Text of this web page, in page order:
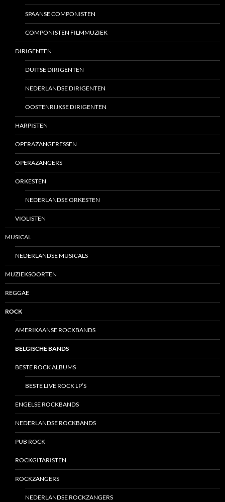
SPAANSE COMPONISTEN
COMPONISTEN FILMMUZIEK
DIRIGENTEN
DUITSE DIRIGENTEN
NEDERLANDSE DIRIGENTEN
OOSTENRIJKSE DIRIGENTEN
HARPISTEN
OPERAZANGERESSEN
OPERAZANGERS
ORKESTEN
NEDERLANDSE ORKESTEN
VIOLISTEN
MUSICAL
NEDERLANDSE MUSICALS
MUZIEKSOORTEN
REGGAE
ROCK
AMERIKAANSE ROCKBANDS
BELGISCHE BANDS
BESTE ROCK ALBUMS
BESTE LIVE ROCK LP’S
ENGELSE ROCKBANDS
NEDERLANDSE ROCKBANDS
PUB ROCK
ROCKGITARISTEN
ROCKZANGERS
NEDERLANDSE ROCKZANGERS